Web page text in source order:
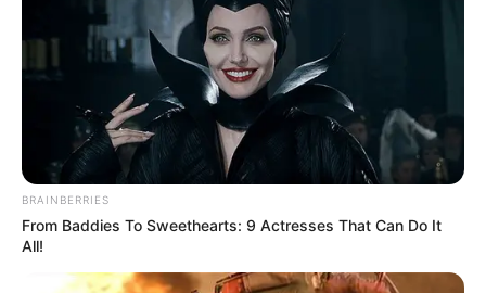
TEMAS DESTACADOS
EMERGENCIAS POR LLUVIAS
FUERTES LLUVIAS
VIA AL LLANO
LIGA BETPLAY
METRO DE MEDELLÍN
CORTES DE LUZ
FENÓMENO DEL NIÑO
BRAINBERRIES
From Baddies To Sweethearts: 9 Actresses That Can Do It
All!